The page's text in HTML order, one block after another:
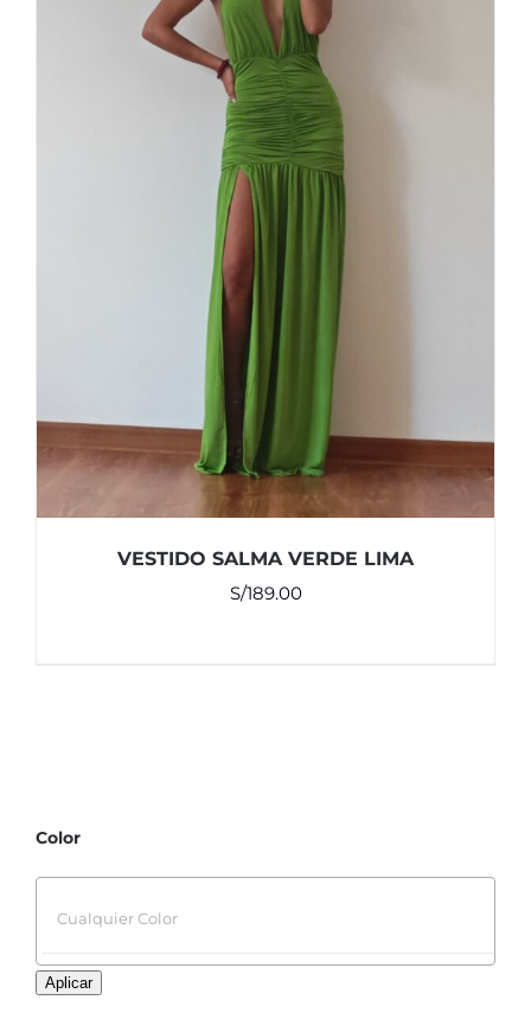
VESTIDO SALMA VERDE LIMA
S/189.00
Color
Aplicar